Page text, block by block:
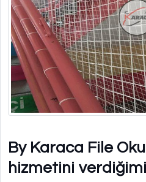
By Karaca File
hizmetini